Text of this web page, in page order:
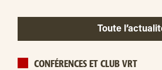
Toute
CONFÉRENCES ET CLUB VRT